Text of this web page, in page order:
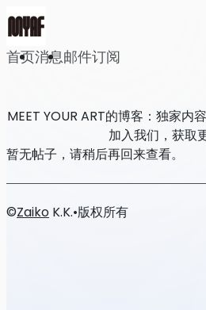
首页消息邮件订阅
MEET YOUR ART的博客：独家内
加入我们，获取
暂无帖子，请稍后再回来查看。
©Zaiko K.K.•版权所有